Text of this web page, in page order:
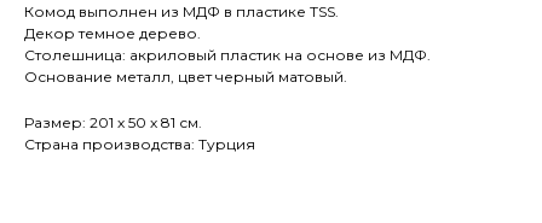
Комод выполнен из МДФ в пластике TSS.
Декор темное дерево.
Столешница: акриловый пластик на основе из МДФ.
Основание металл, цвет черный матовый.
Размер: 201 х 50 х 81 см.
Страна производства: Турция